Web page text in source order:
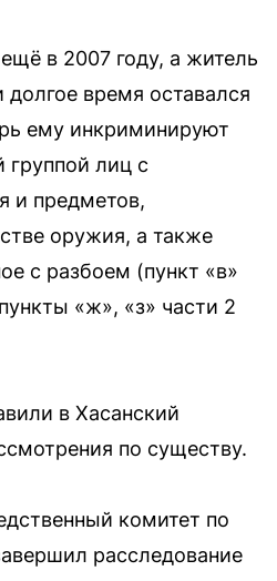
в 2007 году, а житель
время оставался
ему инкриминируют
группой лиц с
и предметов,
оружия, а также
с разбоем (пункт «в»
«ж», «з» части 2
в Хасанский
по существу.
комитет по
расследование